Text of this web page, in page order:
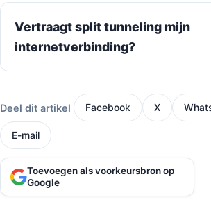
Vertraagt split tunneling mijn
internetverbinding?
Deel dit artikel Facebook X
E-mail
Toevoegen als voorkeursbron op
Google